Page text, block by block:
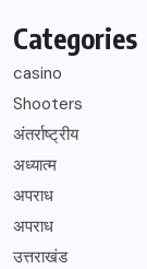
Categories
casino
Shooters
अंतर्राष्ट्रीय
अध्यात्म
अपराध
अपराध
उत्तराखंड